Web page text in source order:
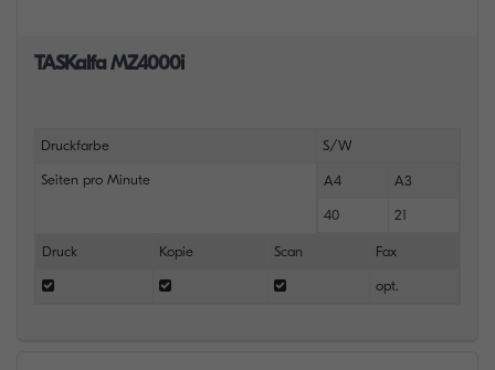
TASKalfa MZ4000i
Druckfarbe S/W
Seiten pro Minute A4 A3
40 21
Druck Kopie Scan Fax
opt.